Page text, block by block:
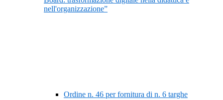
nell'organizzazione”
Ordine n. 46 per fornitura di n. 6 targhe